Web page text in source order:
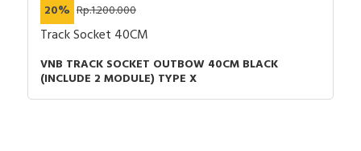
20% Rp.1.200.000
Track Socket 40CM
VNB TRACK SOCKET OUTBOW 40CM BLACK
(INCLUDE 2 MODULE) TYPE X